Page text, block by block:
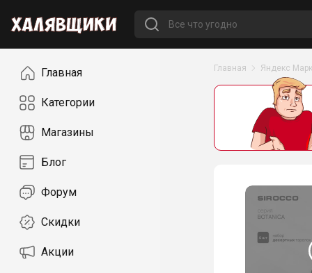
НавигацияГлавная
Категории
Магазины
Блог
Форум
Скидки
Акции
Главная Яндекс